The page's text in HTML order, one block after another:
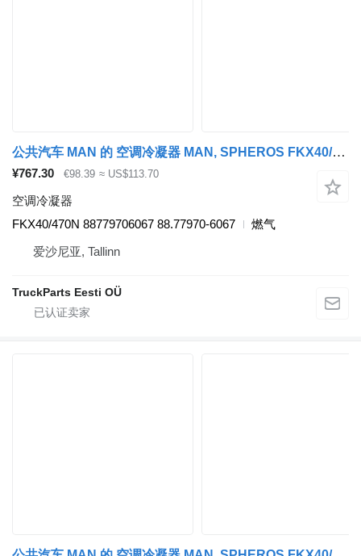
公共汽车 MAN 的 空调冷凝器 MAN, SPHEROS FKX40/470N
¥767.30 €98.39 ≈ US$113.70
空调冷凝器
FKX40/470N 88779706067 88.77970-6067
燃气
爱沙尼亚, Tallinn
TruckParts Eesti OÜ